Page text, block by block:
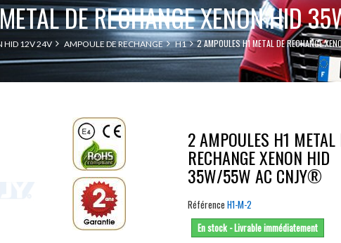
DE RECHANGE XENON HID
HID 12V 24V AMPOULE DE RECHANGE H1 2 AMPOULES H1 METAL DE RECHANGE
2 AMPOULES H1 METAL
RECHANGE XENON HID
35W/55W AC CNJY®
Référence H1-M-2
En stock - Livrable immédiatement